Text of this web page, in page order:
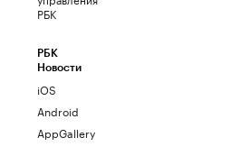
РБК
РБК
Новости
iOS
Android
AppGallery